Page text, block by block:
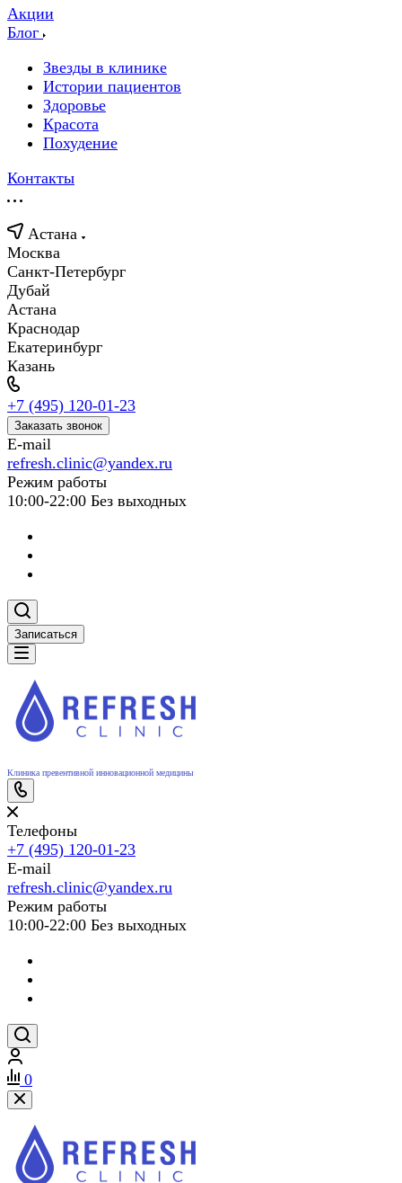
Акции
Блог
Звезды в клинике
Истории пациентов
Здоровье
Красота
Похудение
Контакты
Астана
Москва
Санкт-Петербург
Дубай
Астана
Краснодар
Екатеринбург
Казань
+7 (495) 120-01-23
Заказать звонок
E-mail
refresh.clinic@yandex.ru
Режим работы
10:00-22:00 Без выходных
Записаться
Клиника превентивной инновационной медицины
Телефоны
+7 (495) 120-01-23
E-mail
refresh.clinic@yandex.ru
Режим работы
10:00-22:00 Без выходных
0